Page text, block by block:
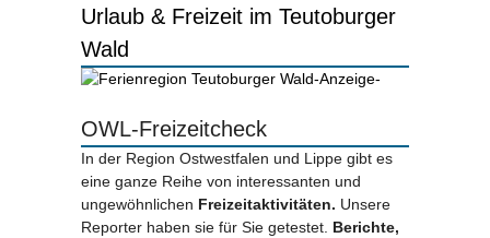
Urlaub & Freizeit im Teutoburger
Wald
-Anzeige-
OWL-Freizeitcheck
In der Region Ostwestfalen und Lippe gibt es
eine ganze Reihe von interessanten und
ungewöhnlichen Freizeitaktivitäten. Unsere
Reporter haben sie für Sie getestet. Berichte,